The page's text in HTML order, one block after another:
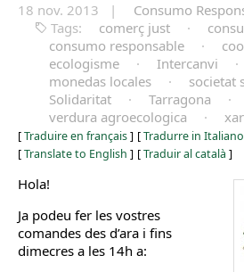
18 nov. 2013 |
Consumo
Tags:
comerç just ·
consumo responsable
·
ecologisme
· Intercanvi ·
monedas locales
· societat
Solidaritat
· Tarragona ·
verdura agroecologica
·
[Traduire en français] [Tradurre in Italiano
[Translate to English ] [Traduir al català ]
Hola!
Ja podeu fer les vostres
comandes des d’ara i fins
dimecres a les 14h a: